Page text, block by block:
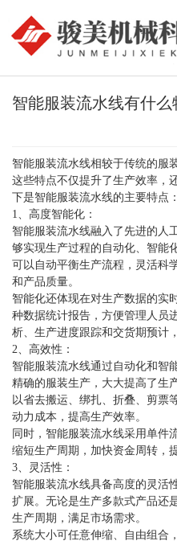
智能服装流水线有什么
智能服装流水线相较于传统的服
这些特点不仅提升了生产效率，
下是智能服装流水线的主要特点：
1、高度智能化：
智能服装流水线融入了先进的人
够实现生产过程的自动化、智能
可以自动平衡生产流程，灵活科
和产品质量。
智能化还体现在对生产数据的实
种数据统计报告，方便管理人员
析、生产进度跟踪和交货期预计
2、高效性：
智能服装流水线通过自动化和智
精确的服装生产，大大提高了生
以省去搬运、绑扎、折叠、剪票
动力成本，提高生产效率。
同时，智能服装流水线采用单件
缩短生产周期，加快资金周转，
3、灵活性：
智能服装流水线具备高度的灵活
扩展。无论是生产多款式产品还
生产周期，满足市场需求。
系统大小可任意伸缩、自由组合